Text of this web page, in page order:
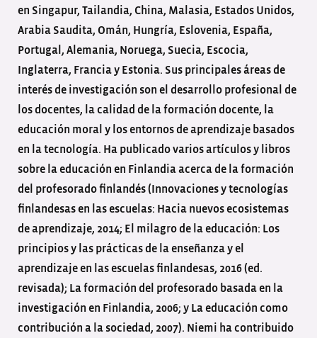
en Singapur, Tailandia, China, Malasia, Estados Unidos,
Arabia Saudita, Omán, Hungría, Eslovenia, España,
Portugal, Alemania, Noruega, Suecia, Escocia,
Inglaterra, Francia y Estonia. Sus principales áreas de
interés de investigación son el desarrollo profesional de
los docentes, la calidad de la formación docente, la
educación moral y los entornos de aprendizaje basados
en la tecnología. Ha publicado varios artículos y libros
sobre la educación en Finlandia acerca de la formación
del profesorado finlandés (Innovaciones y tecnologías
finlandesas en las escuelas: Hacia nuevos ecosistemas
de aprendizaje, 2014; El milagro de la educación: Los
principios y las prácticas de la enseñanza y el
aprendizaje en las escuelas finlandesas, 2016 (ed.
revisada); La formación del profesorado basada en la
investigación en Finlandia, 2006; y La educación como
contribución a la sociedad, 2007). Niemi ha contribuido